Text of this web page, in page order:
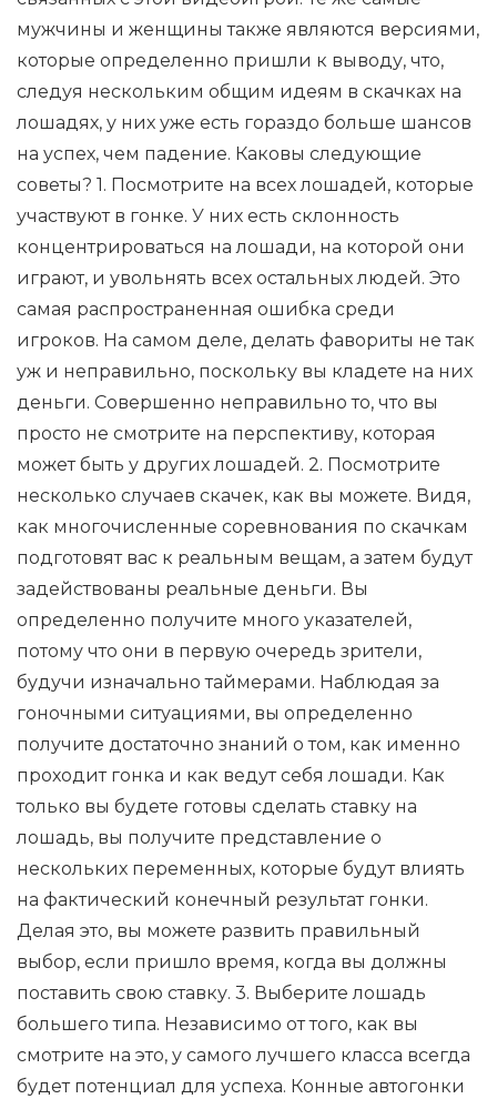
мужчины и женщины также являются версиями,
которые определенно пришли к выводу, что,
следуя нескольким общим идеям в скачках на
лошадях, у них уже есть гораздо больше шансов
на успех, чем падение. Каковы следующие
советы? 1. Посмотрите на всех лошадей, которые
участвуют в гонке. У них есть склонность
концентрироваться на лошади, на которой они
играют, и увольнять всех остальных людей. Это
самая распространенная ошибка среди
игроков. На самом деле, делать фавориты не так
уж и неправильно, поскольку вы кладете на них
деньги. Совершенно неправильно то, что вы
просто не смотрите на перспективу, которая
может быть у других лошадей. 2. Посмотрите
несколько случаев скачек, как вы можете. Видя,
как многочисленные соревнования по скачкам
подготовят вас к реальным вещам, а затем будут
задействованы реальные деньги. Вы
определенно получите много указателей,
потому что они в первую очередь зрители,
будучи изначально таймерами. Наблюдая за
гоночными ситуациями, вы определенно
получите достаточно знаний о том, как именно
проходит гонка и как ведут себя лошади. Как
только вы будете готовы сделать ставку на
лошадь, вы получите представление о
нескольких переменных, которые будут влиять
на фактический конечный результат гонки.
Делая это, вы можете развить правильный
выбор, если пришло время, когда вы должны
поставить свою ставку. 3. Выберите лошадь
большего типа. Независимо от того, как вы
смотрите на это, у самого лучшего класса всегда
будет потенциал для успеха. Конные автогонки